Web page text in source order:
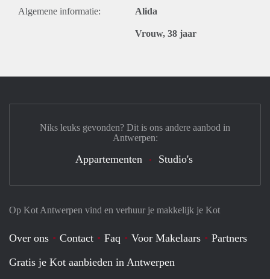
Algemene informatie: Alida
Vrouw, 38 jaar
Op Kot Antwerpen vind en verhuur je makkelijk je Kot
Over ons Contact Faq Voor Makelaars
Partners
Gratis je Kot aanbieden in Antwerpen
Niks leuks gevonden? Dit is ons andere aanbod in
Antwerpen:
Appartementen Studio's